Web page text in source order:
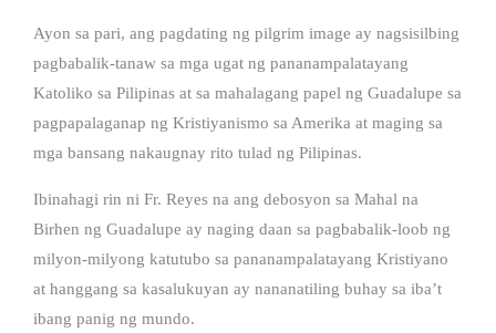
Ayon sa pari, ang pagdating ng pilgrim image ay nagsisilbing
pagbabalik-tanaw sa mga ugat ng pananampalatayang
Katoliko sa Pilipinas at sa mahalagang papel ng Guadalupe sa
pagpapalaganap ng Kristiyanismo sa Amerika at maging sa
mga bansang nakaugnay rito tulad ng Pilipinas.
Ibinahagi rin ni Fr. Reyes na ang debosyon sa Mahal na
Birhen ng Guadalupe ay naging daan sa pagbabalik-loob ng
milyon-milyong katutubo sa pananampalatayang Kristiyano
at hanggang sa kasalukuyan ay nananatiling buhay sa iba’t
ibang panig ng mundo.